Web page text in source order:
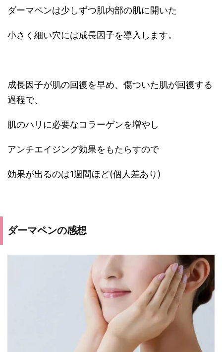
ダーマペンは少しずつ肌内部の肌に開いた
小さく細い穴には成長因子を導入します。
成長因子が肌の回復を早め、傷ついた肌が回復する
過程で、
肌のハリに必要なコラーゲンを増やし
アンチエイジング効果をもたらすので
効果が出るのは1週間ほど(個人差あり)
ダーマペンの感想